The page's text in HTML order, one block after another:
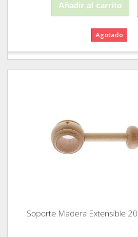
Añadir al carrito
Agotado
Soporte Madera Extensible